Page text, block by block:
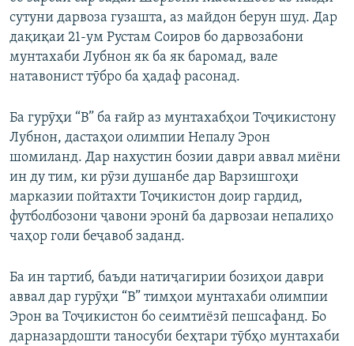
сутуни дарвоза гузашта, аз майдон берун шуд. Дар
дақиқаи 21-ум Рустам Соиров бо дарвозабони
мунтахаби Лубнон як ба як баромад, вале
натавонист тӯбро ба ҳадаф расонад.
Ба гурӯҳи “В” ба ғайр аз мунтахабҳои Тоҷикистону
Лубнон, дастаҳои олимпии Непалу Эрон
шомиланд. Дар нахустин бозии даври аввал миёни
ин ду тим, ки рӯзи душанбе дар Варзишгоҳи
марказии пойтахти Тоҷикистон доир гардид,
футболбозони ҷавони эронӣ ба дарвозаи непалиҳо
чаҳор голи беҷавоб заданд.
Ба ин тартиб, баъди натиҷагирии бозиҳои даври
аввал дар гурӯҳи “В” тимҳои мунтахаби олимпии
Эрон ва Тоҷикистон бо сеимтиёзӣ пешсафанд. Бо
дарназардошти таносуби беҳтари тӯбҳо мунтахаби